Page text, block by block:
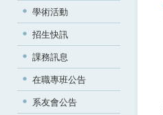
學術活動
招生快訊
課務訊息
在職專班公告
系友會公告